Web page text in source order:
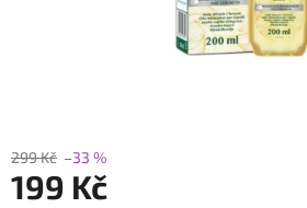
299 Kč –33 %
199 Kč